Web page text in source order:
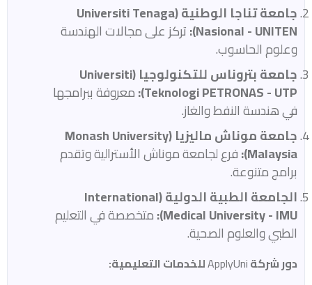
جامعة تناجا الوطنية (Universiti Tenaga
Nasional - UNITEN): تركز على مجالات الهندسة
وعلوم الحاسوب.​
جامعة بتروناس للتكنولوجيا (Universiti
Teknologi PETRONAS - UTP): معروفة ببرامجها
في هندسة النفط والغاز.​
جامعة موناش ماليزيا (Monash University
Malaysia): فرع لجامعة موناش الأسترالية وتقدم
برامج متنوعة.​
الجامعة الطبية الدولية (International
Medical University - IMU): متخصصة في التعليم
الطبي والعلوم الصحية.​
دور شركةApplyUniللخدمات التعليمية: